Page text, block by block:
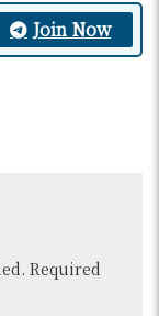
Join Now
Required